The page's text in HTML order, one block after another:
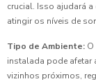
crucial. Isso ajudará
atingir os níveis de
Tipo de Ambiente:
instalada pode afetar
vizinhos próximos,